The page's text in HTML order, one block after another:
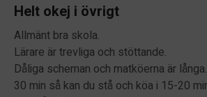
Helt okej i övrigt
Allmänt bra skola.
Lärare är trevliga och stöttande.
Dåliga scheman och matköerna är
30 min så kan du stå och köa i 15-20